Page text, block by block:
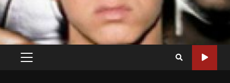
PRIMARY